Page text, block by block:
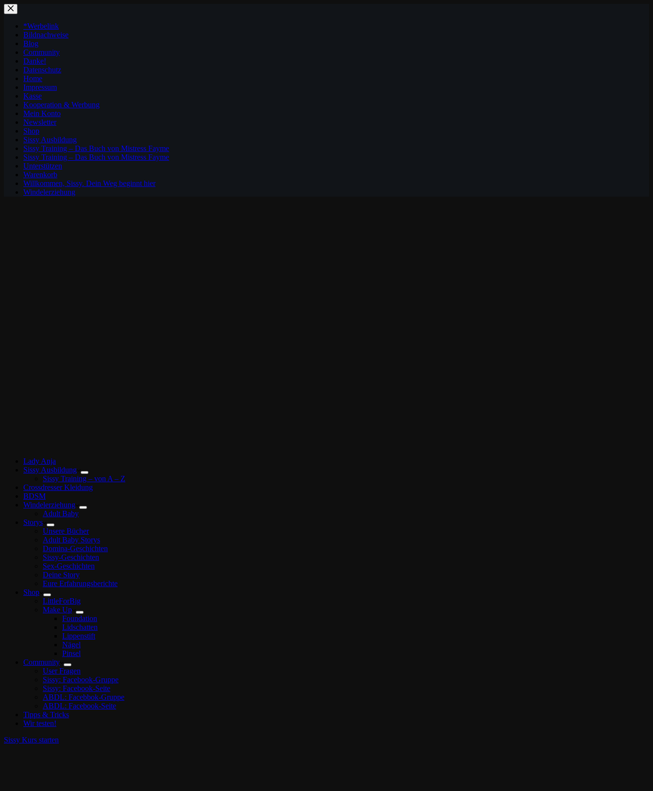
Zum
Inhalt
springen*Werbelink
Bildnachweise
Blog
Community
Danke!
Datenschutz
Home
Impressum
Kasse
Kooperation & Werbung
Mein Konto
Newsletter
Shop
Sissy Ausbildung
Sissy Training – Das Buch von Mistress Fayme
Sissy Training – Das Buch von Mistress Fayme
Unterstützen
Warenkorb
Willkommen, Sissy. Dein Weg beginnt hier
Windelerziehung
Lady Anja
Sissy Ausbildung
Sissy Training – von A – Z
Crossdresser Kleidung
BDSM
Windelerziehung
Adult Baby
Storys
Unsere Bücher
Adult Baby Storys
Domina-Geschichten
Sissy-Geschichten
Sex-Geschichten
Deine Story
Eure Erfahrungsberichte
Shop
LittleForBig
Make Up
Foundation
Lidschatten
Lippenstift
Nägel
Pinsel
Community
User Fragen
Sissy: Facebook-Gruppe
Sissy: Facebook-Seite
ABDL: Facebbok-Gruppe
ABDL: Facebook-Seite
Tipps & Tricks
Wir testen!
Sissy Kurs starten